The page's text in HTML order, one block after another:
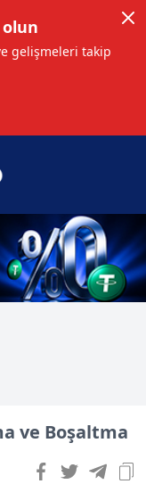
olun
gelişmeleri takip
ve Boşaltma